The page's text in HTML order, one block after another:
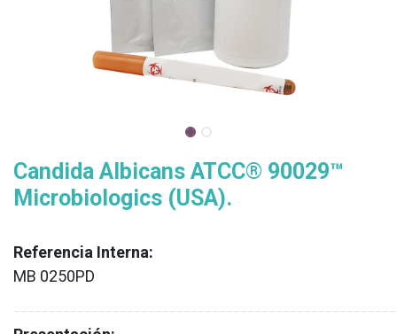
Candida Albicans ATCC® 90029™
Microbiologics (USA).
Referencia Interna:
MB 0250PD